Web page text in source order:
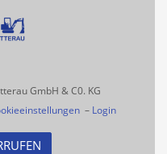
GmbH & C0. KG
– Login